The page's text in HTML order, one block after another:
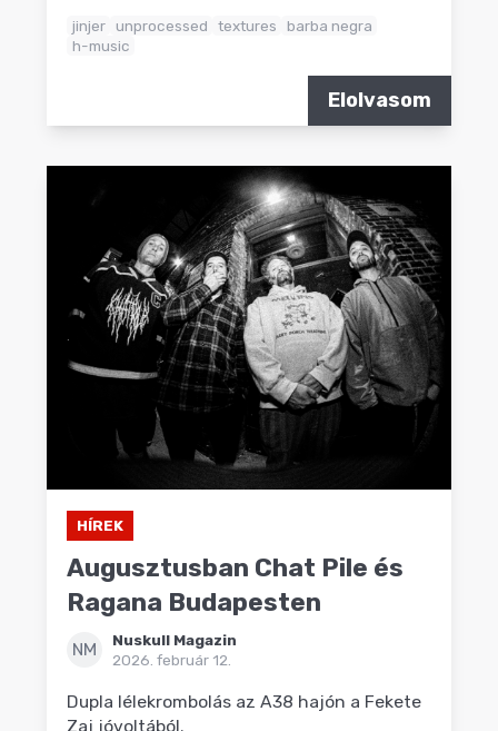
jinjer unprocessed textures
barba negra
h-music
Elolvasom
HÍREK
Augusztusban Chat Pile és
Ragana Budapesten
NM
Nuskull Magazin
2026. február 12.
Dupla lélekrombolás az A38 hajón a Fekete
Zaj jóvoltából.